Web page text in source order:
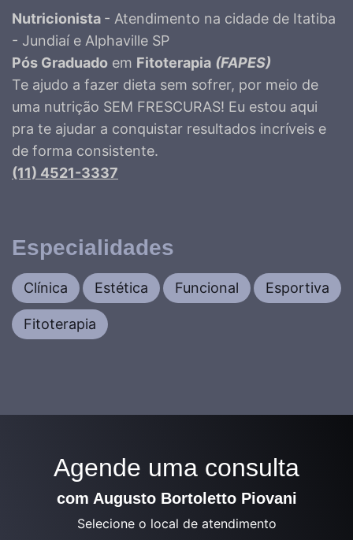
Nutricionista - Atendimento na cidade de Itatiba
- Jundiaí e Alphaville SP
Pós Graduado em Fitoterapia (FAPES)
Te ajudo a fazer dieta sem sofrer, por meio de
uma nutrição SEM FRESCURAS! Eu estou aqui
pra te ajudar a conquistar resultados incríveis e
de forma consistente.
(11) 4521-3337
Especialidades
Clínica Estética Funcional Esportiva
Fitoterapia
Agende uma consulta
com Augusto Bortoletto Piovani
Selecione o local de atendimento